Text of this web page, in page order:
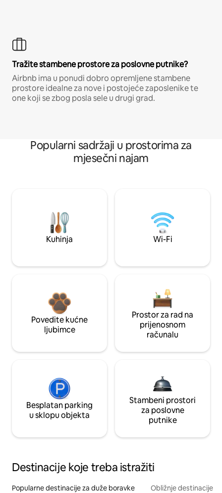
Tražite stambene prostore za poslovne putnike?
Airbnb ima u ponudi dobro opremljene stambene
prostore idealne za nove i postojeće zaposlenike te
one koji se zbog posla sele u drugi grad.
Popularni sadržaji u prostorima za
mjesečni najam
Kuhinja Wi-Fi
Povedite kućne
ljubimce
Prostor za rad na
prijenosnom
računalu
Besplatan parking
u sklopu objekta
Stambeni prostori
za poslovne
putnike
Destinacije koje treba istražiti
Popularne destinacije za duže boravke Obližnje destinacije